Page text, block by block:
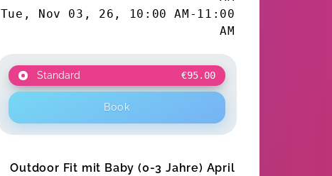
Tue, Nov 03, 26 , 10:00 AM - 11:00
AM
Standard €95.00
Book
Outdoor Fit mit Baby (0-3 Jahre) April